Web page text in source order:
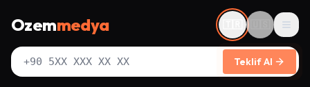
Ozemmedya Menü
Teklif Al